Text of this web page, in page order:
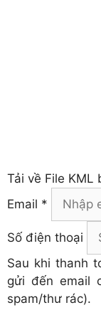
Tải về File KML
Email *
Số điện thoại
Sau khi thanh
gửi đến email
spam/thư rác).